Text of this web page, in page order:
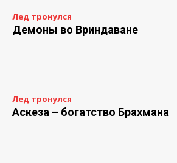
Лед тронулся
Демоны во Вриндаване
Лед тронулся
Аскеза – богатство Брахмана